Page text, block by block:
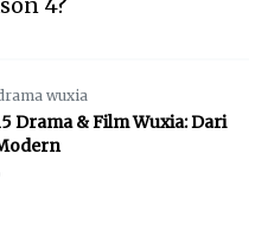
wuxia
Drama & Film Wuxia: Dari